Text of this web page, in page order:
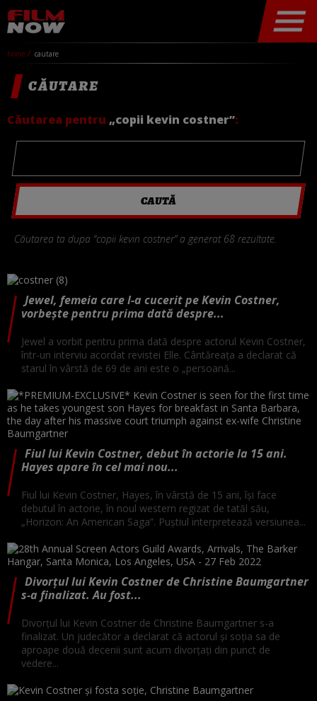
home cautare
CĂUTARE
Căutarea pentru „copii kevin costner”:
Căutarea ta dupa “copii kevin costner” a generat 68 rezultate.
Jewel, femeia care l-a cucerit pe Kevin Costner,
vorbește pentru prima dată despre...
Jewel a vorbit pentru prima dată despre actorul Kevin Costner,
într-un interviu acordat revistei Elle. Cântăreața a declarat că
starul în vârstă de 69 de ani este o „persoană...
Fiul lui Kevin Costner, debut în actorie la 15 ani.
Hayes apare în cel mai nou...
Fiul lui Kevin Costner, Hayes, în vârstă de 15 ani, își face
debutul în actorie, în noul western regizat de tatăl său,
„Horizon: An American Saga”. Puștiul interpretează versiunea...
Divorţul lui Kevin Costner de Christine Baumgartner
s-a finalizat. Au fost...
Divorţul lui Kevin Costner de Christine Baumgartner s-a
finalizat. Un judecător a declarat că actorul şi soţia sa de
aproape două decenii sunt acum divorţaţi din punct de
vedere...